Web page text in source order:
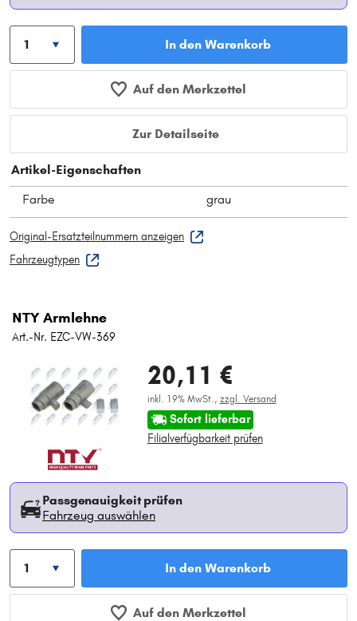
In den Warenkorb
Auf den Merkzettel
Zur Detailseite
Artikel-Eigenschaften
Farbe
grau
Original-Ersatzteilnummern anzeigen
Fahrzeugtypen
NTY Armlehne
Art.-Nr. EZC-VW-369
20,11 €
inkl. 19% MwSt., zzgl. Versand
Sofort lieferbar
Filialverfügbarkeit prüfen
Passgenauigkeit prüfen
Fahrzeug auswählen
In den Warenkorb
Auf den Merkzettel